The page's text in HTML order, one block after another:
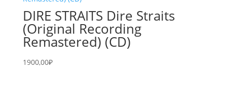
DIRE STRAITS Dire Straits
(Original Recording
Remastered) (CD)
1900,00₽